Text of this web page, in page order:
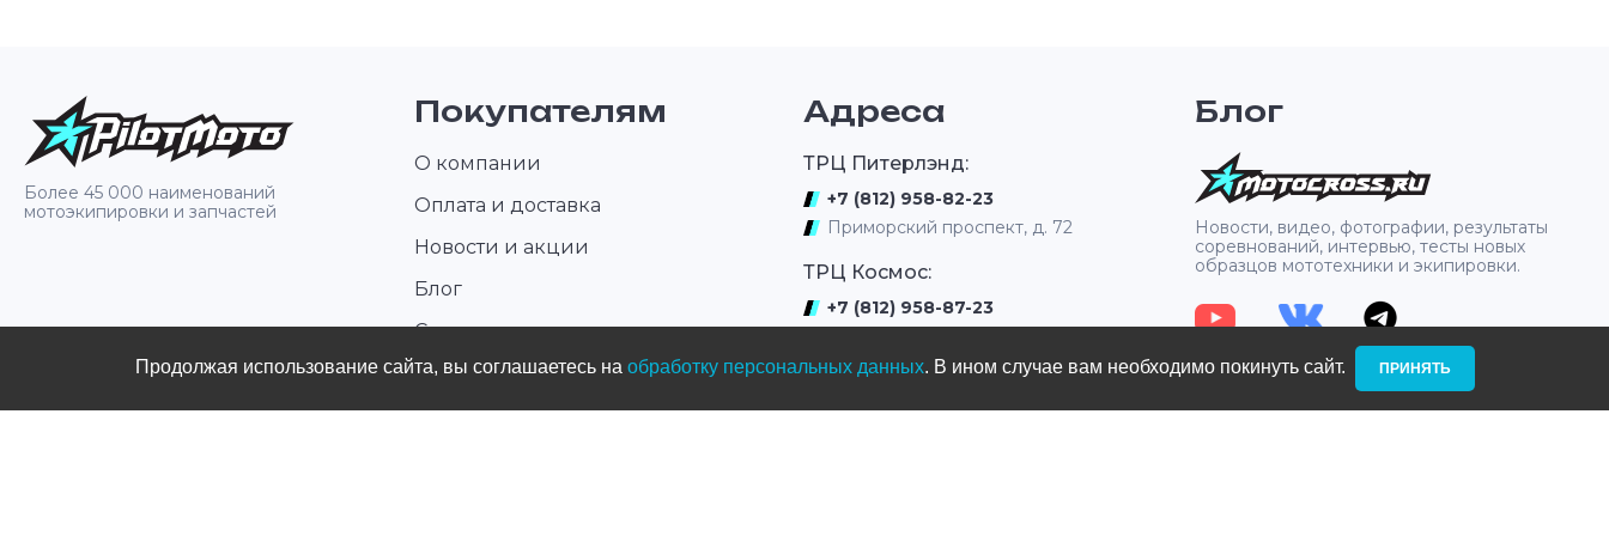
Более 45 000 наименований
мотоэкипировки и запчастей
Покупателям
О компании
Оплата и доставка
Новости и акции
Блог
Стать дилером
Контакты
Адреса
ТРЦ Питерлэнд:
+7 (812) 958-82-23
Приморский проспект, д. 72
ТРЦ Космос:
+7 (812) 958-87-23
ул. Нахимова
Блог
Новости, видео, фотографии, результаты
соревнований, интервью, тесты новых
образцов мототехники и экипировки.
Продолжая использование сайта, вы соглашаетесь на обработку персональных данных. В ином случае вам необходимо покинуть сайт. ­ ПРИНЯТЬ